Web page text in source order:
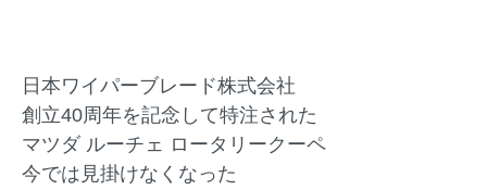
日本ワイパーブレード株式会社
創立40周年を記念して特注された
マツダ ルーチェ ロータリークーペ
今では見掛けなくなった